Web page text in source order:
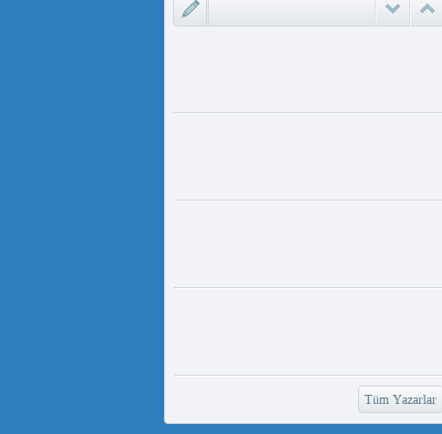
ئادالەتسىزلىك ئازابى كىشىلەرنى ئادالەتلىك
قىلامدۇ؟ مەمەت ئ...
Tüm Yazarlar